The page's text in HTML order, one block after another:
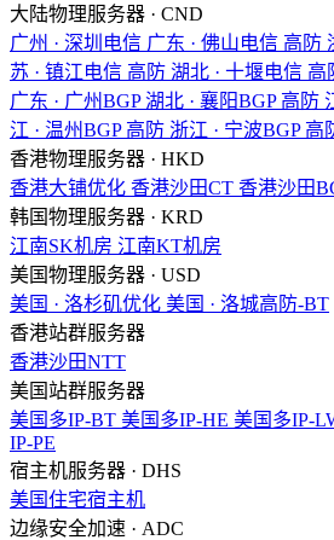
大陆物理服务器 · CND
广州 · 深圳电信 广东 · 佛山电信 高防
苏 · 镇江电信 高防 湖北 · 十堰电信 高
广东 · 广州BGP 湖北 · 襄阳BGP 高防
江 · 温州BGP 高防 浙江 · 宁波BGP 高
香港物理服务器 · HKD
香港大铺优化 香港沙田CT 香港沙田
韩国物理服务器 · KRD
江南SK机房 江南KT机房
美国物理服务器 · USD
美国 · 洛杉矶优化 美国 · 洛城高防-BT
香港站群服务器
香港沙田NTT
美国站群服务器
美国多IP-BT 美国多IP-HE 美国多IP-
IP-PE
宿主机服务器 · DHS
美国住宅宿主机
边缘安全加速 · ADC